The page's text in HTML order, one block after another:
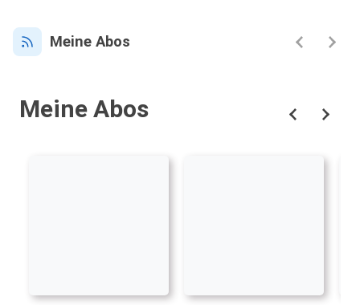
Meine Abos
Meine Abos